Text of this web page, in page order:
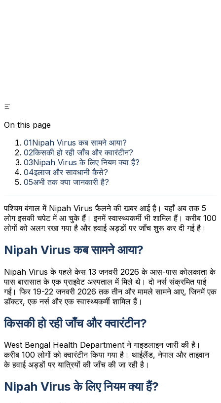
On this page
01Nipah Virus कब सामने आया?
02किसकी हो रही जाँच और क्वारंटीन?
03Nipah Virus के लिए नियम क्या हैं?
04इलाज और सावधानी कैसे?
05अभी तक क्या जानकारी है?
पश्चिम बंगाल में Nipah Virus फैलने की खबर आई है। यहाँ अब तक 5
लोग इसकी चपेट में आ चुके हैं। इनमें स्वास्थ्यकर्मी भी शामिल हैं। करीब 100
लोगों को अलग रखा गया है और हवाई अड्डों पर जाँच शुरू कर दी गई है।
Nipah Virus कब सामने आया?
Nipah Virus के पहले केस 13 जनवरी 2026 के आस-पास कोलकाता के
पास बारासात के एक प्राइवेट अस्पताल में मिले थे। दो नर्स संक्रमित पाई
गईं। फिर 19-22 जनवरी 2026 तक तीन और मामले सामने आए, जिनमें एक
डॉक्टर, एक नर्स और एक स्वास्थ्यकर्मी शामिल हैं।
किसकी हो रही जाँच और क्वारंटीन?
West Bengal Health Department ने गाइडलाइन जारी की है।
करीब 100 लोगों को क्वारंटीन किया गया है। थाईलैंड, नेपाल और ताइवान
के हवाई अड्डों पर यात्रियों की जाँच की जा रही है।
Nipah Virus के लिए नियम क्या हैं?